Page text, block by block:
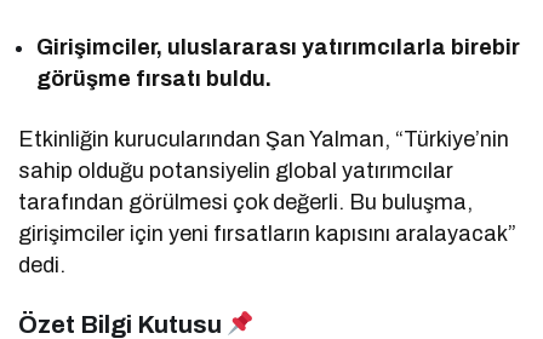
Girişimciler, uluslararası yatırımcılarla birebir
görüşme fırsatı buldu.
Etkinliğin kurucularından Şan Yalman, “Türkiye’nin
sahip olduğu potansiyelin global yatırımcılar
tarafından görülmesi çok değerli. Bu buluşma,
girişimciler için yeni fırsatların kapısını aralayacak”
dedi.
Özet Bilgi Kutusu